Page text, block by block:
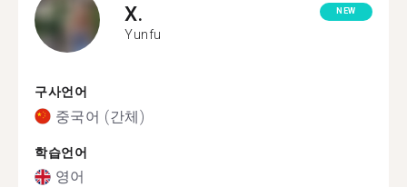
X.
Yunfu
NEW
구사언어
중국어 (간체)
학습언어
영어